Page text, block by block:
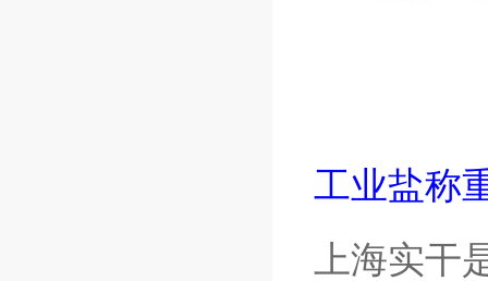
工业盐称
上海实干